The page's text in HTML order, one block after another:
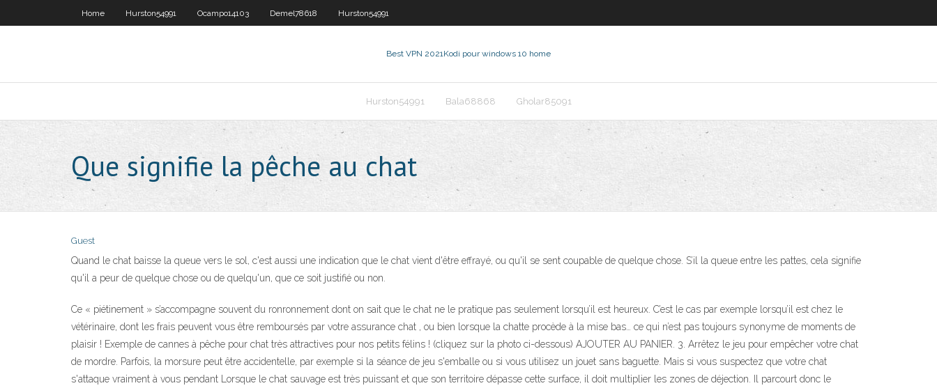
Home Hurston54991 Ocampo14103 Demel78618 Hurston54991
Best VPN 2021Kodi pour windows 10 home
Hurston54991 Bala68868 Gholar85091
Que signifie la pêche au chat
Guest
Quand le chat baisse la queue vers le sol, c'est aussi une indication que le chat vient d'être effrayé, ou qu'il se sent coupable de quelque chose. S’il la queue entre les pattes, cela signifie
qu'il a peur de quelque chose ou de quelqu'un, que ce soit justifié ou non.
Ce « piétinement » s’accompagne souvent du ronronnement dont on sait que le chat ne le pratique pas seulement lorsqu’il est heureux. C’est le cas par exemple lorsqu’il est chez le
vétérinaire, dont les frais peuvent vous être remboursés par votre assurance chat , ou bien lorsque la chatte procède à la mise bas… ce qui n’est pas toujours synonyme de moments de
plaisir ! Exemple de cannes à pêche pour chat très attractives pour nos petits félins ! (cliquez sur la photo ci-dessous) AJOUTER AU PANIER. 3. Arrêtez le jeu pour empêcher votre chat
de mordre. Parfois, la morsure peut être accidentelle, par exemple si la séance de jeu s'emballe ou si vous utilisez un jouet sans baguette. Mais si vous suspectez que votre chat
s'attaque vraiment à vous pendant Lorsque le chat sauvage est très puissant et que son territoire dépasse cette surface, il doit multiplier les zones de déjection. Il parcourt donc le